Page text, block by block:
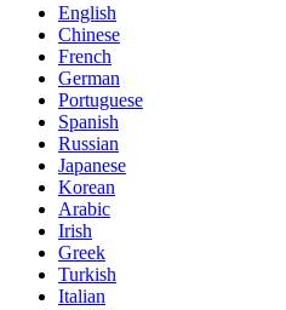
English
Chinese
French
German
Portuguese
Spanish
Russian
Japanese
Korean
Arabic
Irish
Greek
Turkish
Italian